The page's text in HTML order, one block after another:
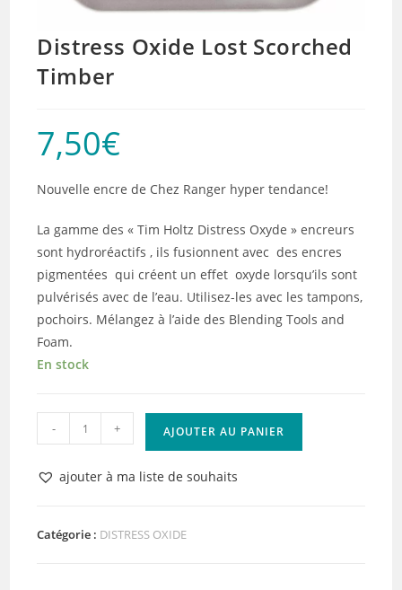
Distress Oxide Lost Scorched
Timber
7,50€
Nouvelle encre de Chez Ranger hyper tendance!
La gamme des « Tim Holtz Distress Oxyde » encreurs
sont hydroréactifs , ils fusionnent avec des encres
pigmentées qui créent un effet oxyde lorsqu’ils sont
pulvérisés avec de l’eau. Utilisez-les avec les tampons,
pochoirs. Mélangez à l’aide des Blending Tools and
Foam.
En stock
quantité
de
Distress
Oxide
Scorched
- + AJOUTER AU PANIER
ajouter à ma liste de souhaits
Catégorie : DISTRESS OXIDE